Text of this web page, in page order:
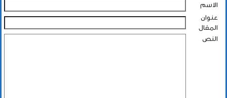
الاسم
عنوان
المقال
النص